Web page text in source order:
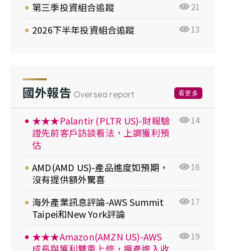
第三季投資組合追蹤 21
2026下半年投資組合追蹤 13
國外報告 Oversea report 看更多
★★★Palantir (PLTR US)-財報驗
證先前客戶訪談看法，上調獲利預
估
14
AMD(AMD US)-產品進度如預期，
沒有提供額外驚喜
16
海外產業訊息評論-AWS Summit
Taipei和New York評論
17
★★★Amazon(AMZN US)-AWS
19